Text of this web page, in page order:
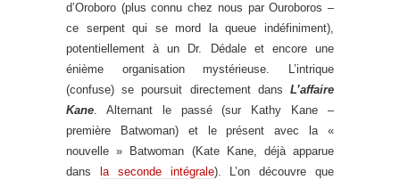
d’Oroboro (plus connu chez nous par Ouroboros –
ce serpent qui se mord la queue indéfiniment),
potentiellement à un Dr. Dédale et encore une
énième organisation mystérieuse. L’intrique
(confuse) se poursuit directement dans L’affaire
Kane. Alternant le passé (sur Kathy Kane –
première Batwoman) et le présent avec la «
nouvelle » Batwoman (Kate Kane, déjà apparue
dans
la seconde intégrale). L’on découvre que